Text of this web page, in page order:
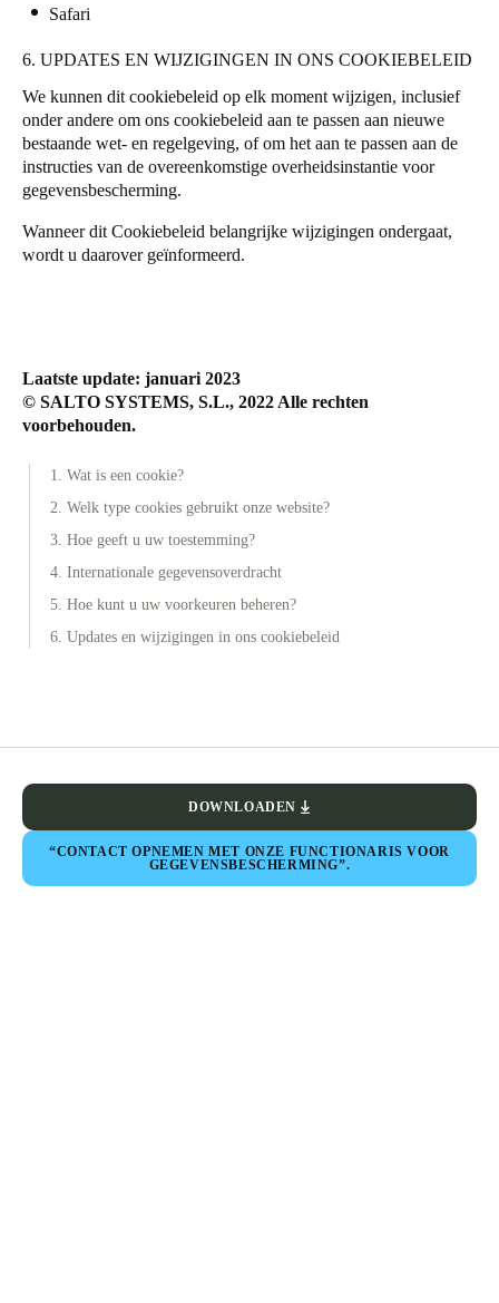
Safari
6. UPDATES EN WIJZIGINGEN IN ONS COOKIEBELEID
We kunnen dit cookiebeleid op elk moment wijzigen, inclusief
onder andere om ons cookiebeleid aan te passen aan nieuwe
bestaande wet- en regelgeving, of om het aan te passen aan de
instructies van de overeenkomstige overheidsinstantie voor
gegevensbescherming.
Wanneer dit Cookiebeleid belangrijke wijzigingen ondergaat,
wordt u daarover geïnformeerd.
Laatste update: januari 2023
© SALTO SYSTEMS, S.L., 2022 Alle rechten
voorbehouden.
1. Wat is een cookie?
2. Welk type cookies gebruikt onze website?
3. Hoe geeft u uw toestemming?
4. Internationale gegevensoverdracht
5. Hoe kunt u uw voorkeuren beheren?
6. Updates en wijzigingen in ons cookiebeleid
DOWNLOADEN
“CONTACT OPNEMEN MET ONZE FUNCTIONARIS VOOR
GEGEVENSBESCHERMING”.